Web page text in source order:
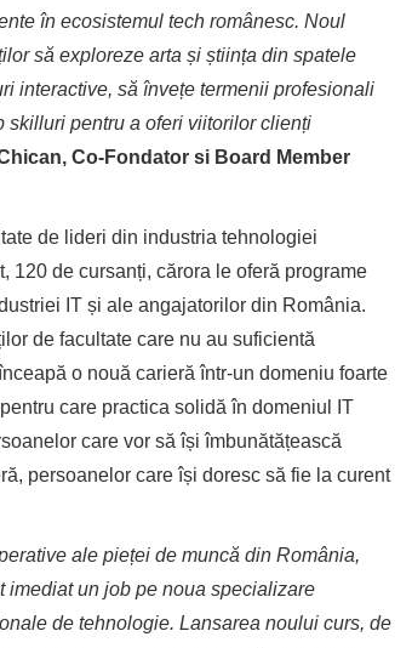
în ecosistemul tech românesc. Noul
să exploreze arta și știința din spatele
interactive, să învețe termenii profesionali
pentru a oferi viitorilor clienți
Co-Fondator si Board Member
de lideri din industria tehnologiei
120 de cursanți, cărora le oferă programe
IT și ale angajatorilor din România.
de facultate care nu au suficientă
o nouă carieră într-un domeniu foarte
care practica solidă în domeniul IT
care vor să își îmbunătățească
persoanelor care își doresc să fie la curent
ale pieței de muncă din România,
imediat un job pe noua specializare
de tehnologie. Lansarea noului curs, de